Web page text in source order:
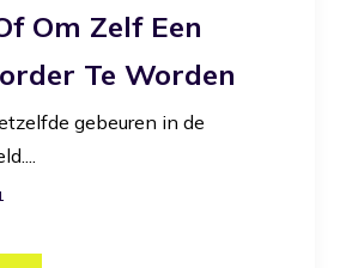
Om Zelf Een
Te Worden
gebeuren in de